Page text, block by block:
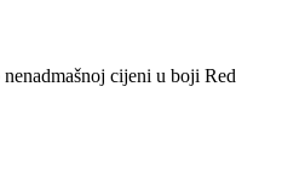
cijeni u boji Red